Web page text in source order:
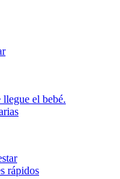
llegue el bebé.
rápidos